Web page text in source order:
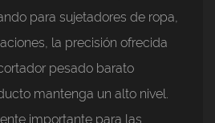
para sujetadores de ropa,
la precisión ofrecida
pesado barato
mantenga un alto nivel.
importante para las